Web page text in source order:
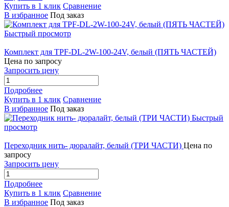
Купить в 1 клик Сравнение
В избранное Под заказ
Быстрый просмотр
Комплект для TPF-DL-2W-100-24V, белый (ПЯТЬ ЧАСТЕЙ)
Цена по запросу
Запросить цену
Подробнее
Купить в 1 клик Сравнение
В избранное Под заказ
Быстрый
просмотр
Переходник нить- дюралайт, белый (ТРИ ЧАСТИ) Цена по
запросу
Запросить цену
Подробнее
Купить в 1 клик Сравнение
В избранное Под заказ